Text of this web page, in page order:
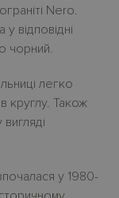
Nero.
відповідні
чорний.
легко
круглу. Також
у 1980-